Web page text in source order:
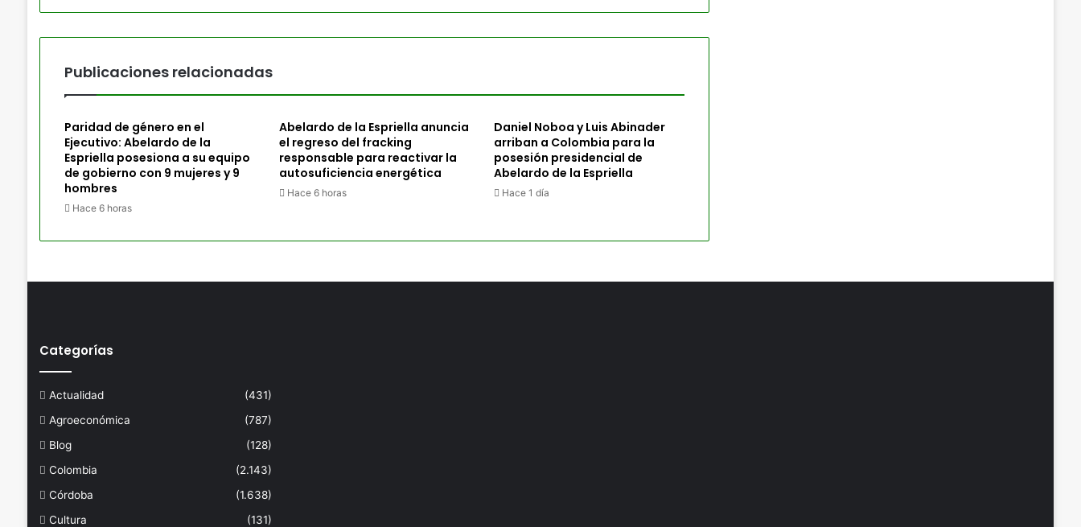
Publicaciones relacionadas
Paridad de género en el
Ejecutivo: Abelardo de la
Espriella posesiona a su equipo
de gobierno con 9 mujeres y 9
hombres
Hace 6 horas
Abelardo de la Espriella anuncia
el regreso del fracking
responsable para reactivar la
autosuficiencia energética
Hace 6 horas
Daniel Noboa y Luis Abinader
arriban a Colombia para la
posesión presidencial de
Abelardo de la Espriella
Hace 1 día
Categorías
Actualidad
(431)
Agroeconómica
(787)
Blog
(128)
Colombia
(2.143)
Córdoba
(1.638)
Cultura
(131)